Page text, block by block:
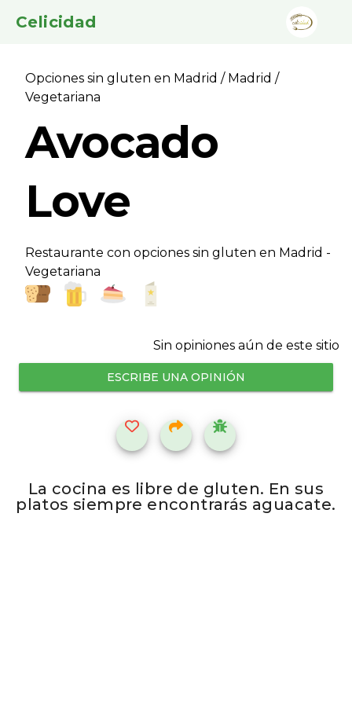
Celicidad
Opciones sin gluten en Madrid / Madrid /
Vegetariana
Avocado
Love
Restaurante con opciones sin gluten en Madrid -
Vegetariana
Sin opiniones aún de este sitio
ESCRIBE UNA OPINIÓN
La cocina es libre de gluten. En sus
platos siempre encontrarás aguacate.